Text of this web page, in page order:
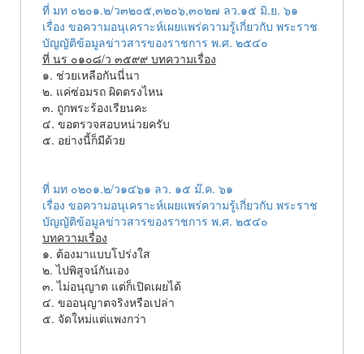
ที่ มท ๐๒๐๑.๒/ว๓๒๐๕,๓๒๐๖,๓๐๒๗ ลว.๑๕ มิ.ย. ๖๑
เรื่อง ขอความอนุเคราะห์เผยแพร่ความรู้เกี่ยวกับ พระราช
บัญญัติข้อมูลข่าวสารของราชการ พ.ศ. ๒๕๔๐
ที่ นร ๐๑๐๘/ว ๓๕๙๙ บทความเรื่อง
๑. ช่วยเหลือกันนี่นา
๒. แค่ซ่อมรถ ผิดตรงไหน
๓. ถูกพระร้องเรียนคะ
๔. ขอตรวจสอบหน่วยครับ
๕. อย่างนี้ก็มีด้วย
ที่ มท ๐๒๐๑.๒/ว๑๔๖๑ ลว. ๑๕ ม๊.ค. ๖๑
เรื่อง ขอความอนุเคราะห์เผยแพร่ความรู้เกี่ยวกับ พระราช
บัญญัติข้อมูลข่าวสารของราชการ พ.ศ. ๒๕๔๐
บทความเรื่อง
๑. ต้องมาแบบโปร่งใส
๒. ไปพิสูจน์กันเอง
๓. ไม่อนุญาต แต่ก็เปิดเผยได้
๔. ขออนุญาตจริงหรือเปล่า
๕. จัดใหม่แต่แพงกว่า